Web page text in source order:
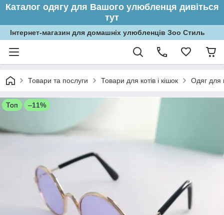
Каталог одягу для Вашого улюбленця дивіться
тут
Інтернет-магазин для домашніх улюбленців Зоо Стиль
Товари та послуги Товари для котів і кішок Одяг для
Топ –11%